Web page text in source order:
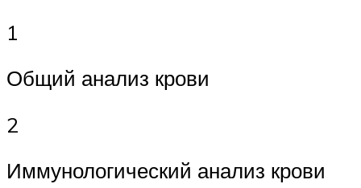
1
Общий анализ крови
2
Иммунологический анализ крови